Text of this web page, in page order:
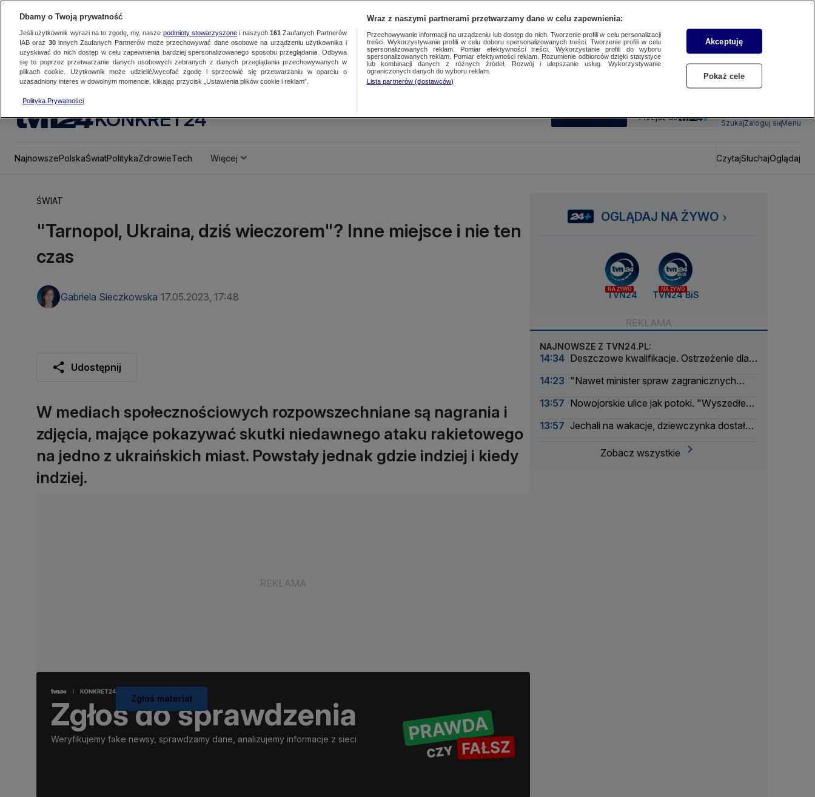
KONKRET24 SUBSKRYBUJ Przejdź do
SzukajZaloguj sięMenu
NajnowszePolskaŚwiatPolitykaZdrowieTech Więcej CzytajSłuchajOglądaj
ŚWIAT
"Tarnopol, Ukraina, dziś wieczorem"? Inne miejsce i nie ten
czas
Gabriela Sieczkowska 17.05.2023, 17:48
Udostępnij
W mediach społecznościowych rozpowszechniane są nagrania i
zdjęcia, mające pokazywać skutki niedawnego ataku rakietowego
na jedno z ukraińskich miast. Powstały jednak gdzie indziej i kiedy
indziej.
Zgłoś do sprawdzenia
Weryfikujemy fake newsy, sprawdzamy dane, analizujemy informacje z sieci
Zgłoś materiał
OGLĄDAJ NA ŻYWO
NA ŻYWO
TVN24
NA ŻYWO
TVN24 BiS
NAJNOWSZE Z TVN24.PL:
14:34 Deszczowe kwalifikacje. Ostrzeżenie dla
14:23 "Nawet minister spraw zagranicznych
13:57 Nowojorskie ulice jak potoki. "Wyszedłem
13:57 Jechali na wakacje, dziewczynka dostała
Zobacz wszystkie
Dbamy o Twoją prywatność
Jeśli użytkownik wyrazi na to zgodę, my, nasze podmioty stowarzyszonei naszych 161 Zaufanych Partnerów
IAB oraz 30innych Zaufanych Partnerów może przechowywać dane osobowe na urządzeniu użytkownika i
uzyskiwać do nich dostęp w celu zapewnienia bardziej spersonalizowanego sposobu przeglądania. Odbywa
się to poprzez przetwarzanie danych osobowych zebranych z danych przeglądania przechowywanych w
plikach cookie. Użytkownik może udzielić/wycofać zgodę i sprzeciwić się przetwarzaniu w oparciu o
uzasadniony interes w dowolnym momencie, klikając przycisk „Ustawienia plików cookie i reklam”.
Polityka Prywatności
Wraz z naszymi partnerami przetwarzamy dane w celu zapewnienia:
Przechowywanie informacji na urządzeniu lub dostęp do nich. Tworzenie profili w celu personalizacji
treści. Wykorzystywanie profili w celu doboru spersonalizowanych treści. Tworzenie profili w celu
spersonalizowanych reklam. Pomiar efektywności treści. Wykorzystanie profili do wyboru
spersonalizowanych reklam. Pomiar efektywności reklam. Rozumienie odbiorców dzięki statystyce
lub kombinacji danych z różnych źródeł. Rozwój i ulepszanie usług. Wykorzystywanie
ograniczonych danych do wyboru reklam.
Lista partnerów (dostawców)
Akceptuję
Pokaż cele